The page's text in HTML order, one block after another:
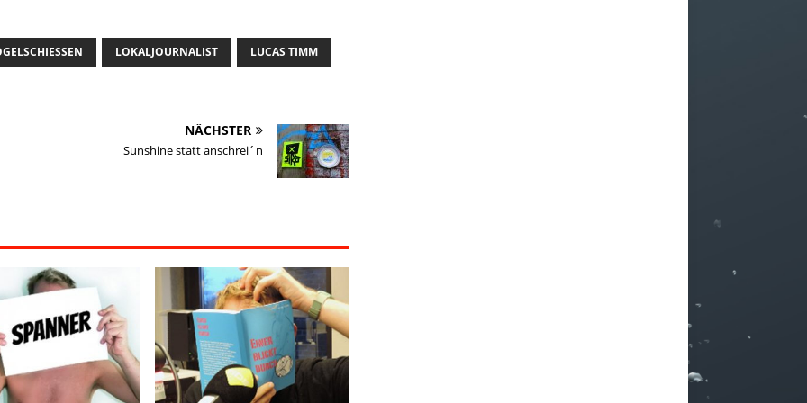
LOKALJOURNALIST LUCAS TIMM
NÄCHSTER
Sunshine statt anschrei´n